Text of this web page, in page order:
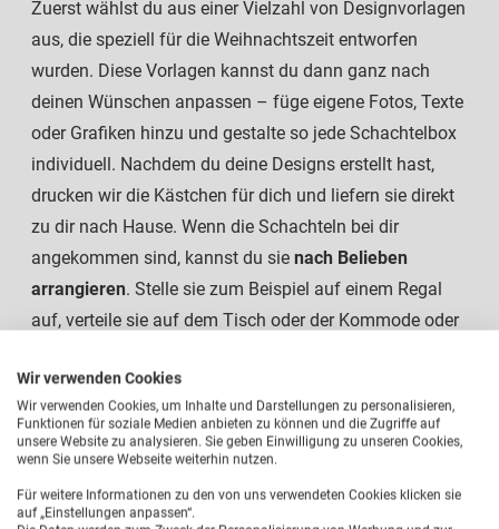
Zuerst wählst du aus einer Vielzahl von Designvorlagen
aus, die speziell für die Weihnachtszeit entworfen
wurden. Diese Vorlagen kannst du dann ganz nach
deinen Wünschen anpassen – füge eigene Fotos, Texte
oder Grafiken hinzu und gestalte so jede Schachtelbox
individuell. Nachdem du deine Designs erstellt hast,
drucken wir die Kästchen für dich und liefern sie direkt
zu dir nach Hause. Wenn die Schachteln bei dir
angekommen sind, kannst du sie nach Belieben
arrangieren. Stelle sie zum Beispiel auf einem Regal
auf, verteile sie auf dem Tisch oder der Kommode oder
DerDIY Adventskalender mit eigenen Bildernwird so
nicht nur zu einem Deko-Hingucker in deinem Zuhause,
sondern auch zu einem täglichen Highlight in der
Vorweihnachtszeit und zu einem tollen Geschenk für
Wir verwenden Cookies
Wir verwenden Cookies, um Inhalte und Darstellungen zu personalisieren,
Funktionen für soziale Medien anbieten zu können und die Zugriffe auf
unsere Website zu analysieren. Sie geben Einwilligung zu unseren Cookies,
wenn Sie unsere Webseite weiterhin nutzen.
Für weitere Informationen zu den von uns verwendeten Cookies klicken sie
auf „Einstellungen anpassen“.